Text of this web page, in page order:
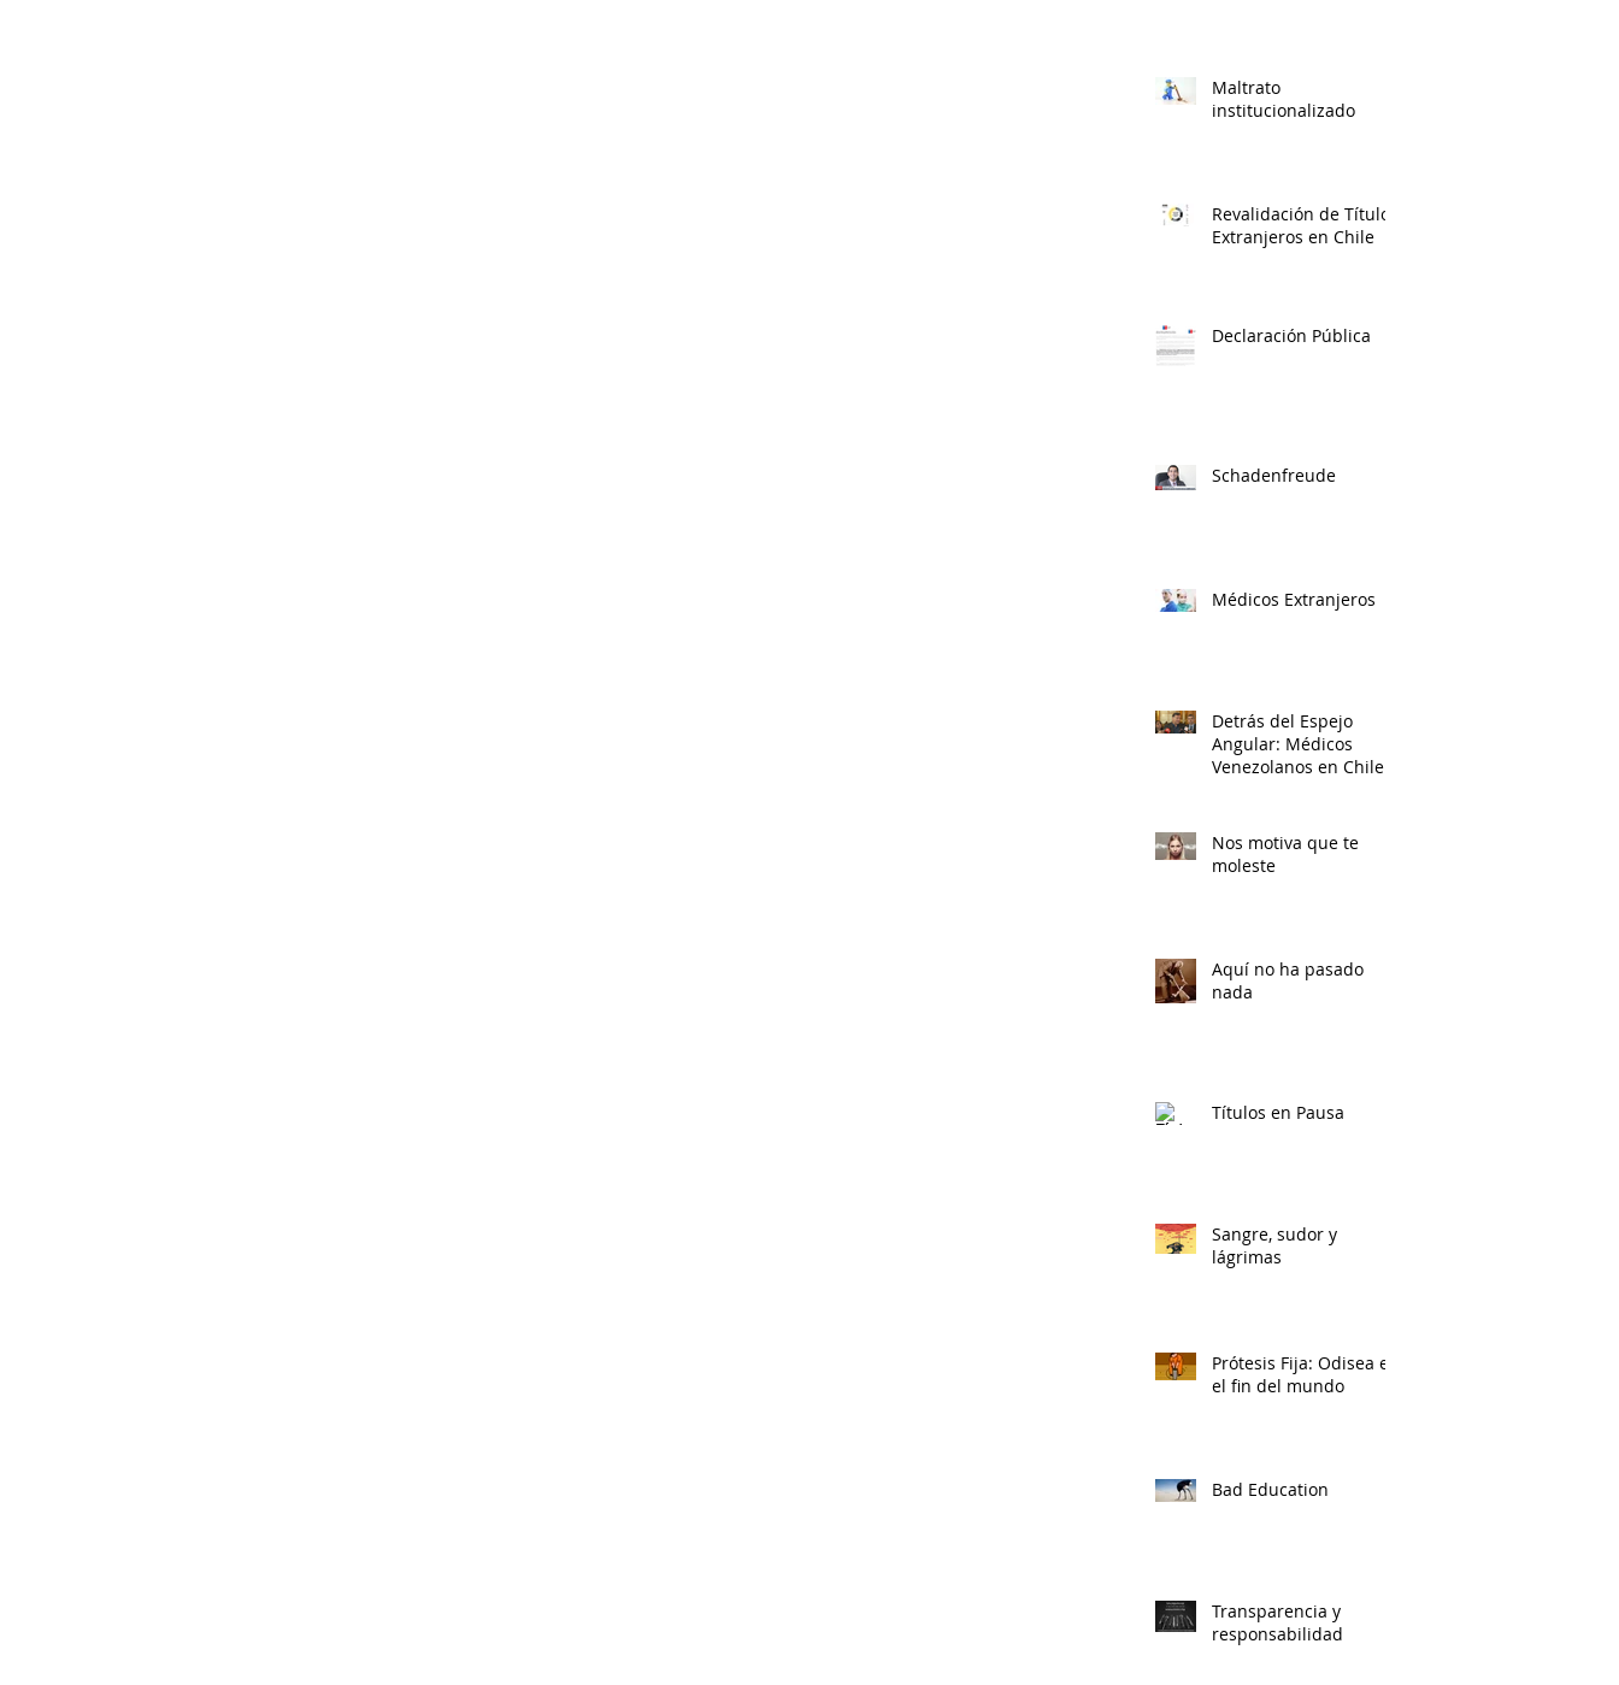
Maltrato
institucionalizado
Revalidación de Títulos
Extranjeros en Chile
Declaración Pública
Schadenfreude
Médicos Extranjeros
Detrás del Espejo
Angular: Médicos
Venezolanos en Chile
Nos motiva que te
moleste
Aquí no ha pasado
nada
Títulos en Pausa
Sangre, sudor y
lágrimas
Prótesis Fija: Odisea en
el fin del mundo
Bad Education
Transparencia y
responsabilidad